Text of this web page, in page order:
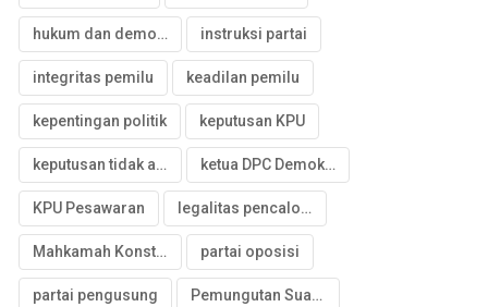
hukum dan demokrasi instruksi partai
integritas pemilu keadilan pemilu
kepentingan politik keputusan KPU
keputusan tidak adil ketua DPC Demokrat
KPU Pesawaran legalitas pencalonan
Mahkamah Konstitusi partai oposisi
partai pengusung Pemungutan Suara Ulang